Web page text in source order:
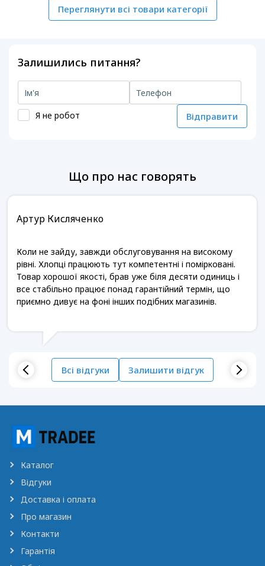
Переглянути всі товари категорії
Залишились питання?
Я не робот Відправити
Що про нас говорять
Артур Кисляченко
Коли не зайду, завжди обслуговування на високому
рівні. Хлопці працюють тут компетентні і помірковані.
Товар хорошої якості, брав уже біля десяти одиниць і
все стабільно працює понад гарантійний термін, що
приємно дивує на фоні інших подібних магазинів.
Всі відгуки Залишити відгук
Каталог
Відгуки
Доставка і оплата
Про магазин
Контакти
Гарантія